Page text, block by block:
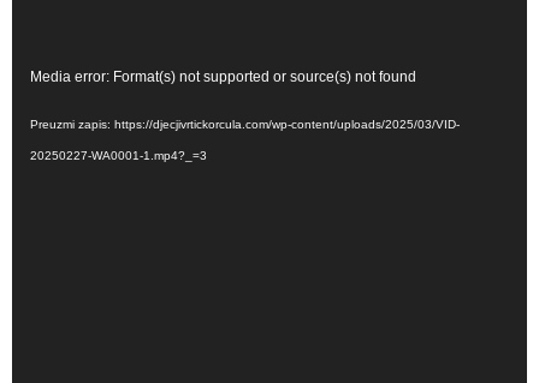
Reproduktor
Media error: Format(s) not supported or source(s) not found
Preuzmi zapis: https://djecjivrtickorcula.com/wp-content/uploads/2025/03/VID-
20250227-WA0001-1.mp4?_=3